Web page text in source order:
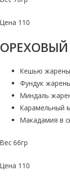
Цена 110
Кешью
Фундук
Миндаль
Карамельный
Макадамия в
Вес 66гр
Цена 110